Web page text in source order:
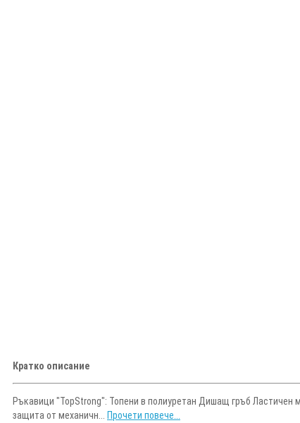
Кратко описание
Ръкавици "TopStrong": Топени в полиуретан Дишащ гръб Ластичен
защита от механичн... Прочети повече...